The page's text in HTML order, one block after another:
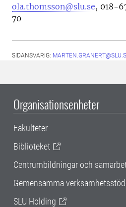
ola.thomsson@slu.se, 018-
70
SIDANSVARIG:
Organisationsenheter
Fakulteter
Biblioteket
Centrumbildningar och
Gemensamma
SLU Holding